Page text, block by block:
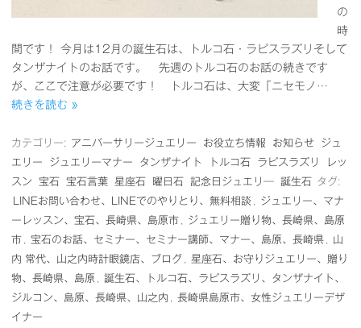
の
時
間です！ 今月は12月の誕生石は、トルコ石・ラピスラズリそして
タンザナイトのお話です。 先週のトルコ石のお話の続きです
が、ここで注意が必要です！ トルコ石は、大変「ニセモノ…
続きを読む »
カテゴリー: アニバーサリージュエリー お役立ち情報 お知らせ
ジュ
エリー
ジュエリーマナー タンザナイト トルコ石 ラピスラズリ
レッ
スン
宝石 宝石言葉 星座石 曜日石 記念日ジュエリ― 誕生石
タグ:
LINEお問い合わせ、LINEでのやりとり、無料相談
ジュエリー、マナ
ーレッスン、宝石、長崎県、島原市
ジュエリー贈り物、長崎県、島原
市
宝石のお話、セミナー、セミナー講師、マナー、島原、長崎県
山
内 常代、山之内時計眼鏡店、ブログ
星座石、お守りジュエリー、贈り
物、長崎県、島原
誕生石、トルコ石、ラピスラズリ、タンザナイト、
ジルコン、島原、長崎県、山之内
長崎県島原市、女性ジュエリーデザ
イナー